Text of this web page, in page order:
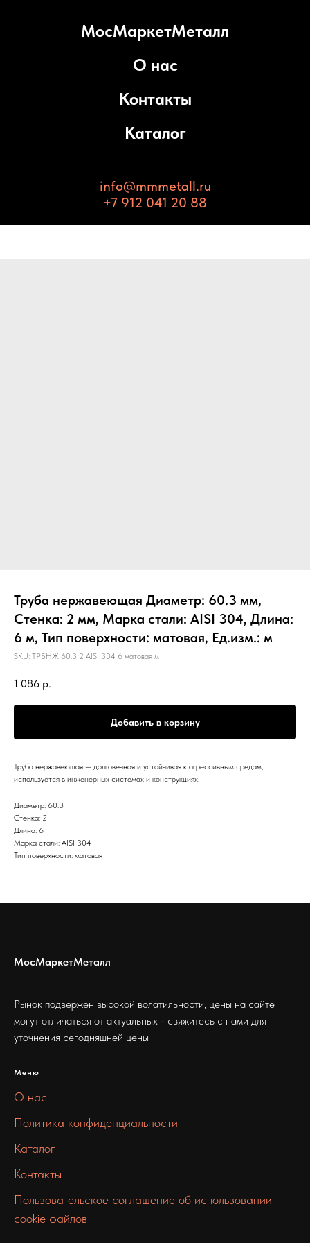
МосМаркетМеталл
О нас
Контакты
Каталог
info@mmmetall.ru
+7 912 041 20 88
Труба нержавеющая Диаметр: 60.3 мм,
Стенка: 2 мм, Марка стали: AISI 304, Длина:
6 м, Тип поверхности: матовая, Ед.изм.: м
SKU: ТРБНЖ 60.3 2 AISI 304 6 матовая м
1 086 р.
Добавить в корзину
Труба нержавеющая — долговечная и устойчивая к агрессивным средам,
используется в инженерных системах и конструкциях.
Диаметр: 60.3
Стенка: 2
Длина: 6
Марка стали: AISI 304
Тип поверхности: матовая
МосМаркетМеталл
Рынок подвержен высокой волатильности, цены на сайте
могут отличаться от актуальных - свяжитесь с нами для
уточнения сегодняшней цены
Меню
О нас
Политика конфиденциальности
Каталог
Контакты
Пользовательское соглашение об использовании
cookie файлов